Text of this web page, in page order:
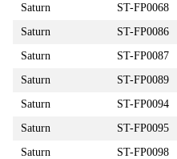
Saturn
ST-FP0068
Saturn
ST-FP0086
Saturn
ST-FP0087
Saturn
ST-FP0089
Saturn
ST-FP0094
Saturn
ST-FP0095
Saturn
ST-FP0098